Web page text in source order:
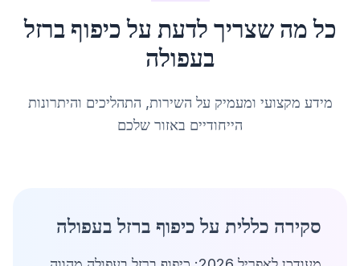
כל מה שצריך לדעת על כיפוף ברזל
בעפולה
מידע מקצועי ומעמיק על השירות, התהליכים והיתרונות
הייחודיים באזור שלכם
סקירה כללית על כיפוף ברזל בעפולה